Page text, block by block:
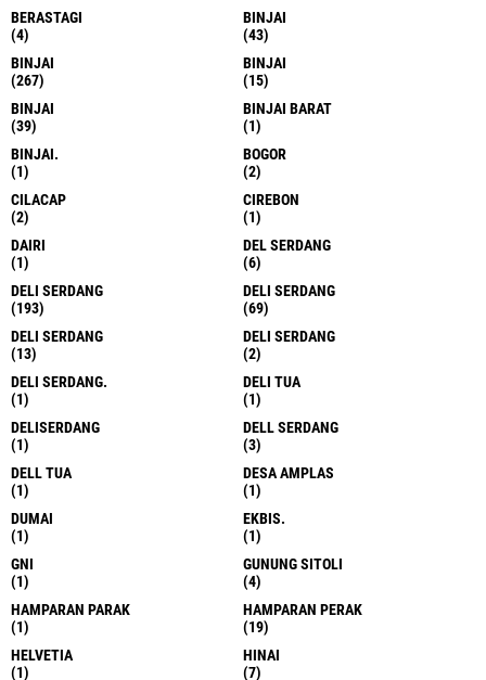
BERASTAGI
(4)
BINJAI
(43)
BINJAI
(267)
BINJAI
(15)
BINJAI
(39)
BINJAI BARAT
(1)
BINJAI.
(1)
BOGOR
(2)
CILACAP
(2)
CIREBON
(1)
DAIRI
(1)
DEL SERDANG
(6)
DELI SERDANG
(193)
DELI SERDANG
(69)
DELI SERDANG
(13)
DELI SERDANG
(2)
DELI SERDANG.
(1)
DELI TUA
(1)
DELISERDANG
(1)
DELL SERDANG
(3)
DELL TUA
(1)
DESA AMPLAS
(1)
DUMAI
(1)
EKBIS.
(1)
GNI
(1)
GUNUNG SITOLI
(4)
HAMPARAN PARAK
(1)
HAMPARAN PERAK
(19)
HELVETIA
(1)
HINAI
(7)